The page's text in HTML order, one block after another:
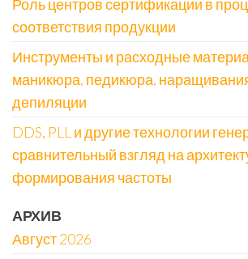
Роль центров сертификации в
соответствия продукции
Инструменты и расходные
маникюра, педикюра,
депиляции
DDS, PLL и другие технологии
сравнительный взгляд на
формирования частоты
АРХИВ
Август 2026